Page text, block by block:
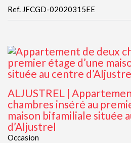
Ref. JFCGD-02020315EE
ALJUSTREL |
chambres inséré au
maison bifamiliale située
d’Aljustrel
Occasion